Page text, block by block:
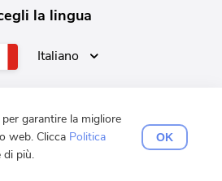
la lingua
Italiano
Deutsch Español
日本語
Tutti i diritti riservati.
garantire la migliore
web. Clicca Politica
di più.
OK